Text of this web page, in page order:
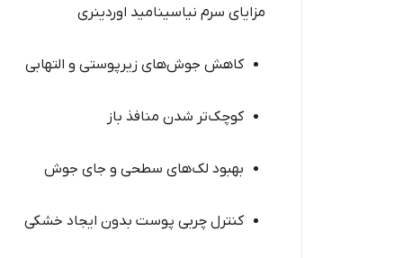
مزایای سرم نیاسینامید اوردینری
کاهش جوش‌های زیرپوستی و التهابی
کوچک‌تر شدن منافذ باز
بهبود لک‌های سطحی و جای جوش
کنترل چربی پوست بدون ایجاد خشکی